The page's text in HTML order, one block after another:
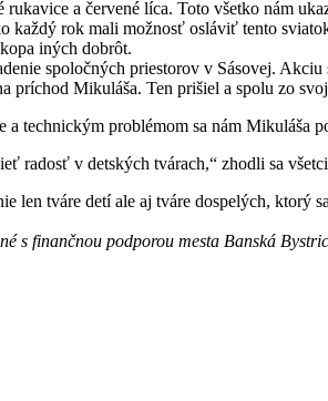
rukavice a červené líca. Toto všetko nám
každý rok mali možnosť osláviť tento
iných dobrôt.
spoločných priestorov v Sásovej.
príchod Mikuláša. Ten prišiel a spolu zo
a technickým problémom sa nám Mikuláša
radosť v detských tvárach,“ zhodli sa
len tváre detí ale aj tváre dospelých, ktorý
s finančnou podporou mesta Banská